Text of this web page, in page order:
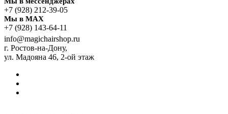
+7 (928) 212-39-05
Мы в MAX
+7 (928) 143-64-11
info@magichairshop.ru
г. Ростов-на-Дону,
ул. Мадояна 46, 2-ой этаж